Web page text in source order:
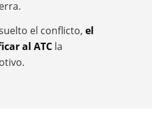
el conflicto, el
al ATC la